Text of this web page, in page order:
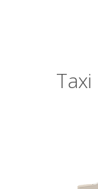
Taxi